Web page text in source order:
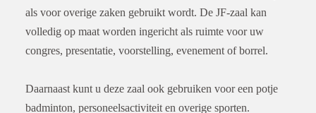
als voor overige zaken gebruikt wordt. De JF-zaal kan
volledig op maat worden ingericht als ruimte voor uw
congres, presentatie, voorstelling, evenement of borrel.
Daarnaast kunt u deze zaal ook gebruiken voor een potje
badminton, personeelsactiviteit en overige sporten.